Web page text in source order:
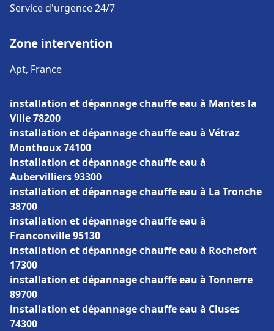
Service d'urgence 24/7
Zone intervention
Apt, France
installation et dépannage chauffe eau à Mantes la
Ville 78200
installation et dépannage chauffe eau à Vétraz
Monthoux 74100
installation et dépannage chauffe eau à
Aubervilliers 93300
installation et dépannage chauffe eau à La Tronche
38700
installation et dépannage chauffe eau à
Franconville 95130
installation et dépannage chauffe eau à Rochefort
17300
installation et dépannage chauffe eau à Tonnerre
89700
installation et dépannage chauffe eau à Cluses
74300